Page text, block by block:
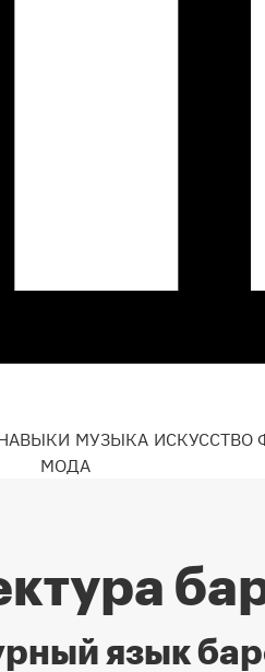
МУЗЫКА ИСКУССТВО
МОДА
язык